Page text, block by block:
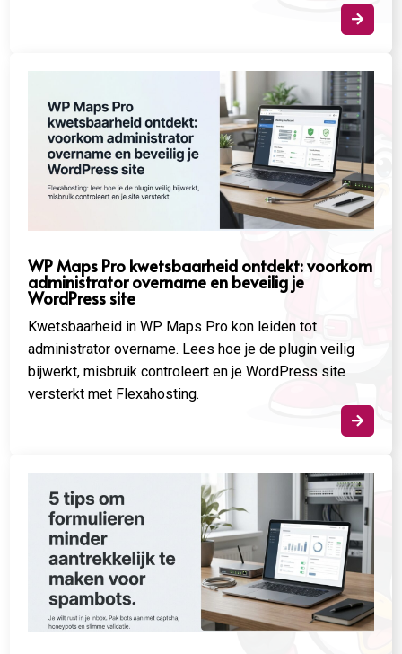

WP Maps Pro kwetsbaarheid ontdekt: voorkom
administrator overname en beveilig je
WordPress site
Kwetsbaarheid in WP Maps Pro kon leiden tot
administrator overname. Lees hoe je de plugin veilig
bijwerkt, misbruik controleert en je WordPress site
versterkt met Flexahosting.
